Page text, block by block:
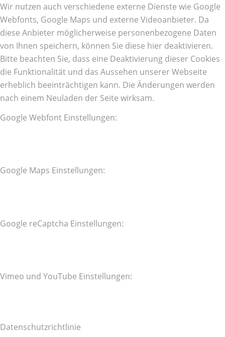
Wir nutzen auch verschiedene externe Dienste wie Google
Webfonts, Google Maps und externe Videoanbieter. Da
diese Anbieter möglicherweise personenbezogene Daten
von Ihnen speichern, können Sie diese hier deaktivieren.
Bitte beachten Sie, dass eine Deaktivierung dieser Cookies
die Funktionalität und das Aussehen unserer Webseite
erheblich beeinträchtigen kann. Die Änderungen werden
nach einem Neuladen der Seite wirksam.
Google Webfont Einstellungen:
Google Maps Einstellungen:
Google reCaptcha Einstellungen:
Vimeo und YouTube Einstellungen:
Datenschutzrichtlinie